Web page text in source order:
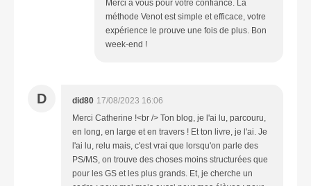
Merci à vous pour votre confiance. La
méthode Venot est simple et efficace, votre
expérience le prouve une fois de plus. Bon
week-end !
D did80 17/08/2023 16:06
Merci Catherine !<br /> Ton blog, je l'ai lu, parcouru,
en long, en large et en travers ! Et ton livre, je l'ai. Je
l'ai lu, relu mais, c'est vrai que lorsqu'on parle des
PS/MS, on trouve des choses moins structurées que
pour les GS et les plus grands. Et, je cherche un